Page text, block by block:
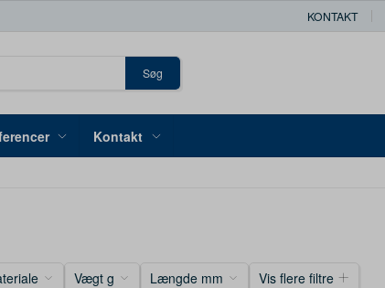
KONTAKT
Søg
Kontakt
Vægt g Længde mm Vis flere filtre